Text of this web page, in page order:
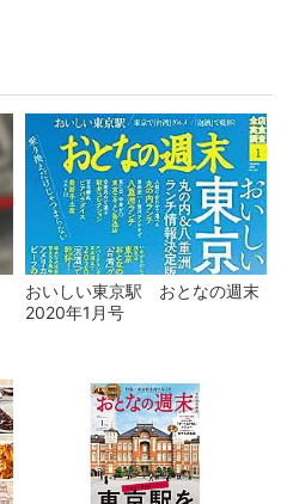
おいしい東京駅 おとなの週末
2020年1月号